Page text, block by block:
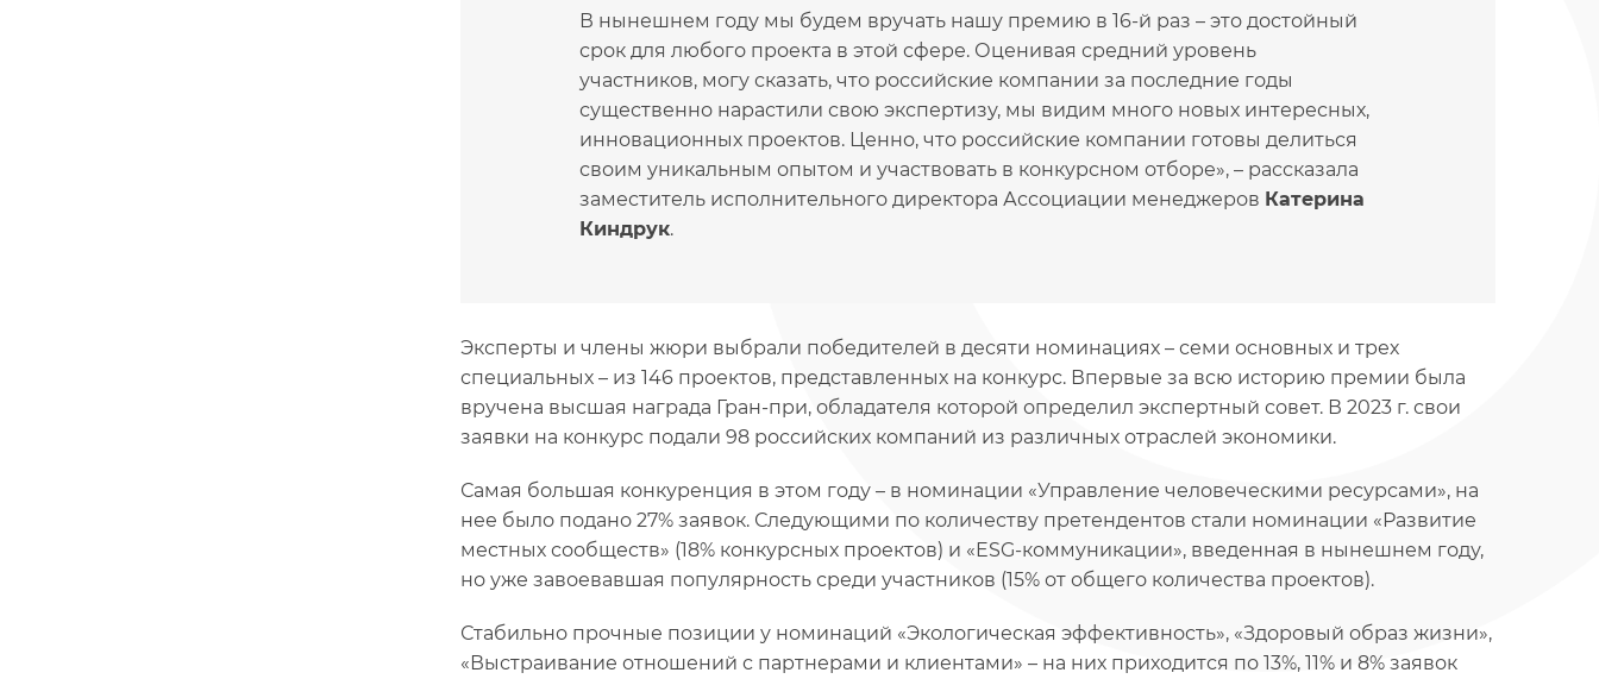
В нынешнем году мы будем вручать нашу премию в 16-й раз – это достойный
срок для любого проекта в этой сфере. Оценивая средний уровень
участников, могу сказать, что российские компании за последние годы
существенно нарастили свою экспертизу, мы видим много новых интересных,
инновационных проектов. Ценно, что российские компании готовы делиться
своим уникальным опытом и участвовать в конкурсном отборе», – рассказала
заместитель исполнительного директора Ассоциации менеджеров Катерина
Киндрук.
Эксперты и члены жюри выбрали победителей в десяти номинациях – семи основных и трех
специальных – из 146 проектов, представленных на конкурс. Впервые за всю историю премии была
вручена высшая награда Гран-при, обладателя которой определил экспертный совет. В 2023 г. свои
заявки на конкурс подали 98 российских компаний из различных отраслей экономики.
Самая большая конкуренция в этом году – в номинации «Управление человеческими ресурсами», на
нее было подано 27% заявок. Следующими по количеству претендентов стали номинации «Развитие
местных сообществ» (18% конкурсных проектов) и «ESG-коммуникации», введенная в нынешнем году,
но уже завоевавшая популярность среди участников (15% от общего количества проектов).
Стабильно прочные позиции у номинаций «Экологическая эффективность», «Здоровый образ жизни»,
«Выстраивание отношений с партнерами и клиентами» – на них приходится по 13%, 11% и 8% заявок